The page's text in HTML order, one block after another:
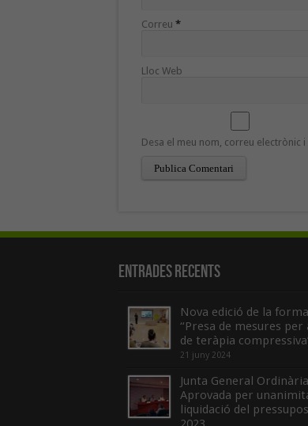
Correu *
Lloc Web
Desa el meu nom, correu
Entrades recents
Nova edició de la
“Presa de mesures per
de teràpia
21 juny 2024
Junta General
Aprovada per
liquidació del